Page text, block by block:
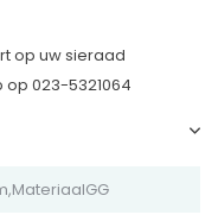
op uw sieraad
023-5321064